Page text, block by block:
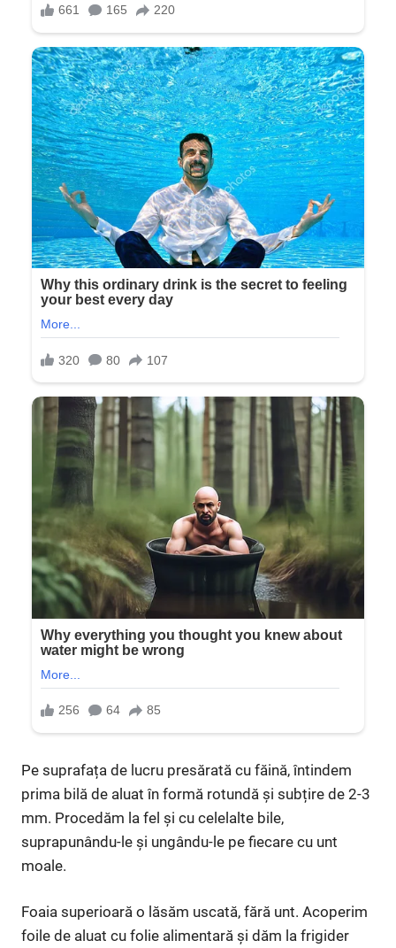
Pe suprafața de lucru presărată cu făină, întindem
prima bilă de aluat în formă rotundă și subțire de 2-3
mm. Procedăm la fel și cu celelalte bile,
suprapunându-le și ungându-le pe fiecare cu unt
moale.
Foaia superioară o lăsăm uscată, fără unt. Acoperim
foile de aluat cu folie alimentară și dăm la frigider